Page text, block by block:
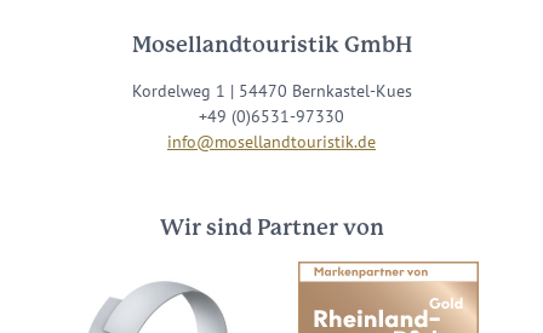
Mosellandtouristik GmbH
Kordelweg 1 | 54470 Bernkastel-Kues
+49 (0)6531-97330
info@mosellandtouristik.de
Wir sind Partner von